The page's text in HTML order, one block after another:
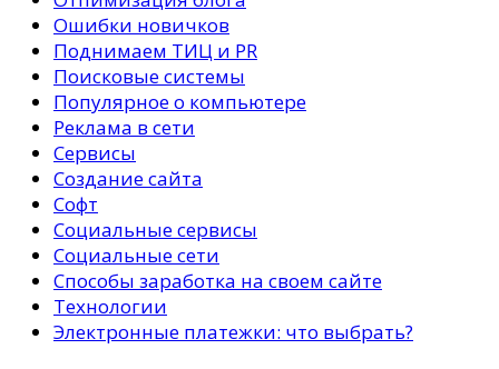
Ошибки новичков
Поднимаем ТИЦ и PR
Поисковые системы
Популярное о компьютере
Реклама в сети
Сервисы
Создание сайта
Софт
Социальные сервисы
Социальные сети
Способы заработка на своем сайте
Технологии
Электронные платежки: что выбрать?